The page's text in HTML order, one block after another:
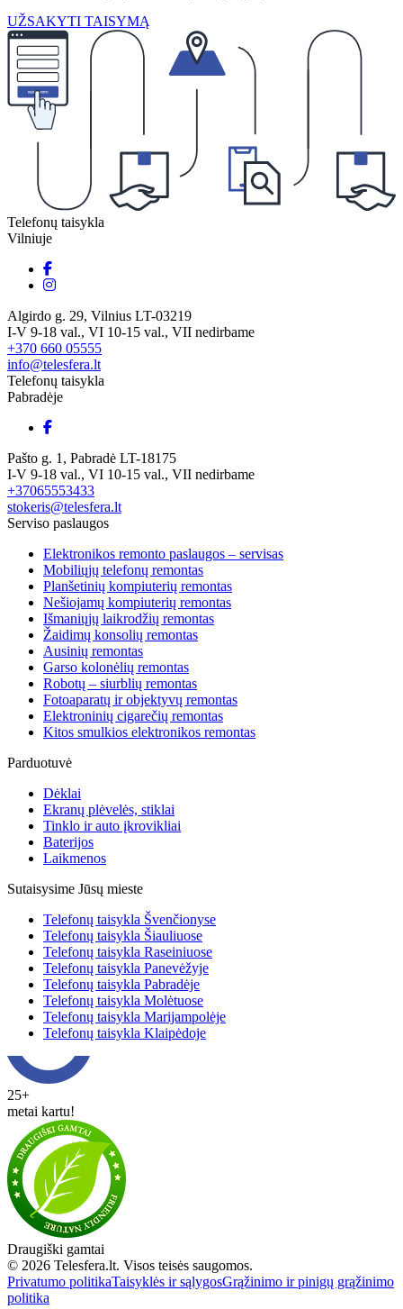
UŽSAKYTI TAISYMĄ
Telefonų taisykla
Vilniuje
Algirdo g. 29, Vilnius LT-03219
I-V 9-18 val., VI 10-15 val., VII nedirbame
+370 660 05555
info@telesfera.lt
Telefonų taisykla
Pabradėje
Pašto g. 1, Pabradė LT-18175
I-V 9-18 val., VI 10-15 val., VII nedirbame
+37065553433
stokeris@telesfera.lt
Serviso paslaugos
Elektronikos remonto paslaugos – servisas
Mobiliųjų telefonų remontas
Planšetinių kompiuterių remontas
Nešiojamų kompiuterių remontas
Išmaniųjų laikrodžių remontas
Žaidimų konsolių remontas
Ausinių remontas
Garso kolonėlių remontas
Robotų – siurblių remontas
Fotoaparatų ir objektyvų remontas
Elektroninių cigarečių remontas
Kitos smulkios elektronikos remontas
Parduotuvė
Dėklai
Ekranų plėvelės, stiklai
Tinklo ir auto įkrovikliai
Baterijos
Laikmenos
Sutaisysime Jūsų mieste
Telefonų taisykla Švenčionyse
Telefonų taisykla Šiauliuose
Telefonų taisykla Raseiniuose
Telefonų taisykla Panevėžyje
Telefonų taisykla Pabradėje
Telefonų taisykla Molėtuose
Telefonų taisykla Marijampolėje
Telefonų taisykla Klaipėdoje
25+
metai kartu!
Draugiški gamtai
© 2026 Telesfera.lt. Visos teisės saugomos.
Privatumo politikaTaisyklės ir sąlygosGrąžinimo ir pinigų grąžinimo
politika